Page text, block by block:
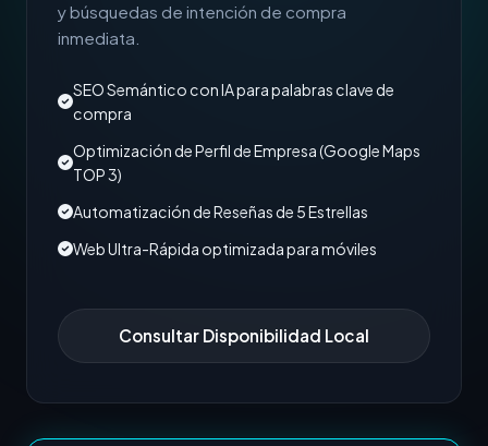
y búsquedas de intención de compra
inmediata.
SEO Semántico con IA para palabras clave de
compra
Optimización de Perfil de Empresa (Google Maps
TOP 3)
Automatización de Reseñas de 5 Estrellas
Web Ultra-Rápida optimizada para móviles
Consultar Disponibilidad Local